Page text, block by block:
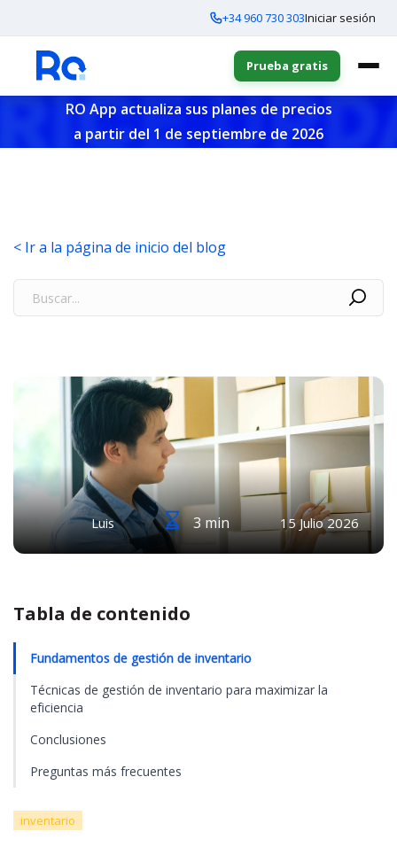
+34 960 730 303Iniciar sesión
Prueba gratis
RO App actualiza sus planes de precios
a partir del 1 de septiembre de 2026
< Ir a la página de inicio del blog
Luis 3 min 15 Julio 2026
Tabla de contenido
Fundamentos de gestión de inventario
Técnicas de gestión de inventario para maximizar la
eficiencia
Conclusiones
Preguntas más frecuentes
inventario